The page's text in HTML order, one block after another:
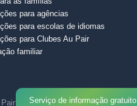
para agências
para escolas de idiomas
para Clubes Au Pair
familiar
Serviço de informação gratuito